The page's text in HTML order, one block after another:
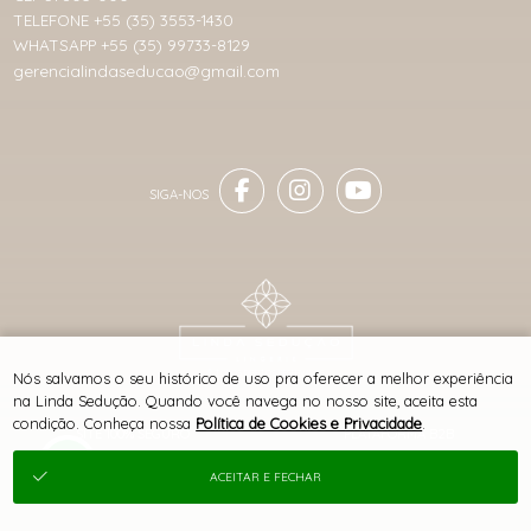
SITE 100% SEGURO PLATAFORMA B2B
TELEFONE +55 (35) 3553-1430
WHATSAPP +55 (35) 99733-8129
gerencialindaseducao@gmail.com
® TODOS DIREITOS RESERVADOS
Nós salvamos o seu histórico de uso pra oferecer a melhor experiência
na Linda Sedução. Quando você navega no nosso site, aceita esta
condição. Conheça nossa Política de Cookies e Privacidade
ACEITAR E FECHAR